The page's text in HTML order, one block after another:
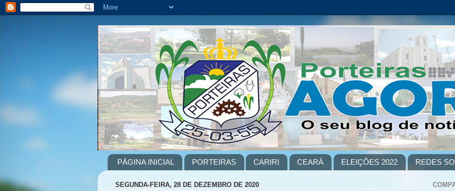
PÁGINA INICIAL PORTEIRAS CARIRI CEARÁ ELEIÇÕES 2022 REDES
SEGUNDA-FEIRA, 28 DE DEZEMBRO DE 2020